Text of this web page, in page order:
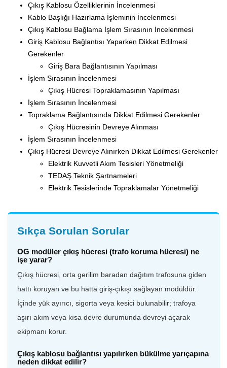
Çıkış Kablosu Özelliklerinin İncelenmesi
Kablo Başlığı Hazırlama İşleminin İncelenmesi
Çıkış Kablosu Bağlama İşlem Sırasının İncelenmesi
Giriş Kablosu Bağlantısı Yaparken Dikkat Edilmesi
Gerekenler
Giriş Bara Bağlantısının Yapılması
İşlem Sırasının İncelenmesi
Çıkış Hücresi Topraklamasının Yapılması
İşlem Sırasının İncelenmesi
Topraklama Bağlantısında Dikkat Edilmesi Gerekenler
Çıkış Hücresinin Devreye Alınması
İşlem Sırasının İncelenmesi
Çıkış Hücresi Devreye Alınırken Dikkat Edilmesi Gerekenler
Elektrik Kuvvetli Akım Tesisleri Yönetmeliği
TEDAŞ Teknik Şartnameleri
Elektrik Tesislerinde Topraklamalar Yönetmeliği
Sıkça Sorulan Sorular
OG modüler çıkış hücresi (trafo koruma hücresi) ne
işe yarar?
Çıkış hücresi, orta gerilim baradan dağıtım trafosuna giden
hattı koruyan ve bu hatta giriş-çıkışı sağlayan modüldür.
İçinde yük ayırıcı, sigorta veya kesici bulunabilir; trafoya
aşırı akım veya kısa devre durumunda devreyi açarak
ekipmanı korur.
Çıkış kablosu bağlantısı yapılırken bükülme yarıçapına
neden dikkat edilir?